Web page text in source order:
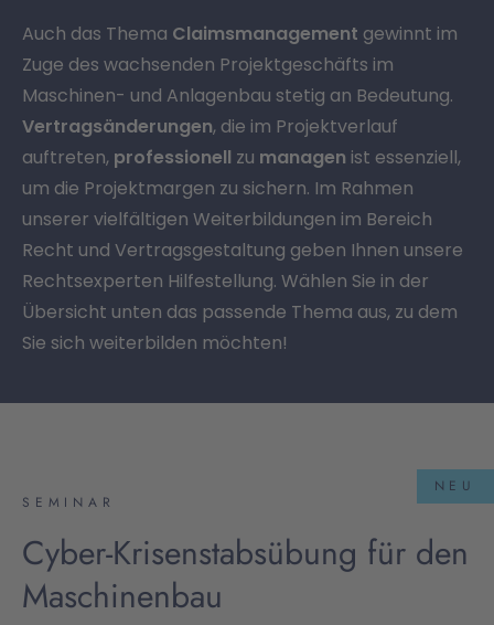
Auch das Thema Claimsmanagement gewinnt im
Zuge des wachsenden Projektgeschäfts im
Maschinen- und Anlagenbau stetig an Bedeutung.
Vertragsänderungen, die im Projektverlauf
auftreten, professionell zu managen ist essenziell,
um die Projektmargen zu sichern. Im Rahmen
unserer vielfältigen Weiterbildungen im Bereich
Recht und Vertragsgestaltung geben Ihnen unsere
Rechtsexperten Hilfestellung. Wählen Sie in der
Übersicht unten das passende Thema aus, zu dem
Sie sich weiterbilden möchten!
SEMINAR
Cyber-Krisenstabsübung für den
Maschinenbau
NEU